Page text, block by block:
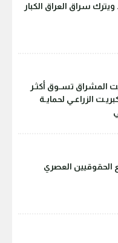
ويترك سراق العراق الكبار
المشراق تسـوق أكثـر
الكبريـت الزراعـي لحمايـة
العصري